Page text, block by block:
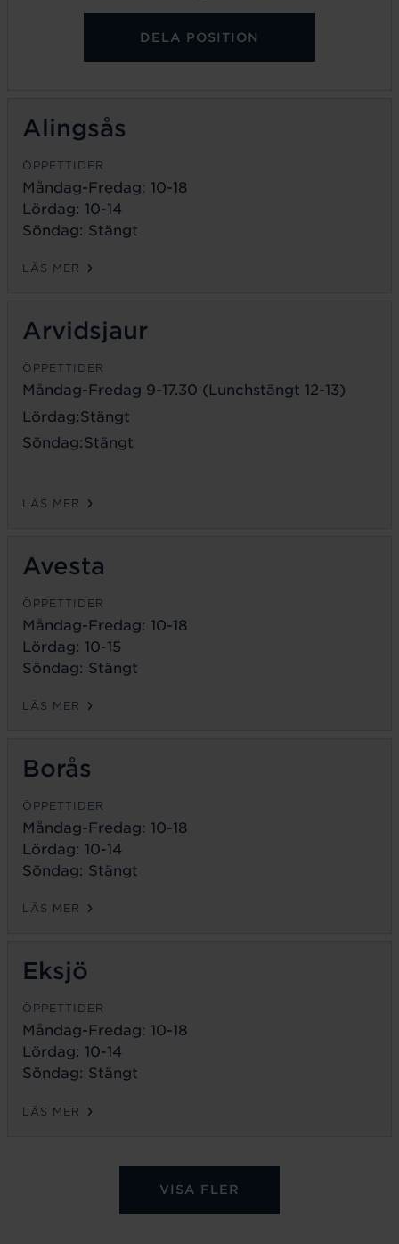
DELA POSITION
Alingsås
ÖPPETTIDER
Måndag-Fredag: 10-18
Lördag: 10-14
Söndag: Stängt
LÄS MER
Arvidsjaur
ÖPPETTIDER
Måndag-Fredag 9-17.30 (Lunchstängt 12-13)
Lördag:Stängt
Söndag:Stängt
LÄS MER
Avesta
ÖPPETTIDER
Måndag-Fredag: 10-18
Lördag: 10-15
Söndag: Stängt
LÄS MER
Borås
ÖPPETTIDER
Måndag-Fredag: 10-18
Lördag: 10-14
Söndag: Stängt
LÄS MER
Eksjö
ÖPPETTIDER
Måndag-Fredag: 10-18
Lördag: 10-14
Söndag: Stängt
LÄS MER
VISA FLER